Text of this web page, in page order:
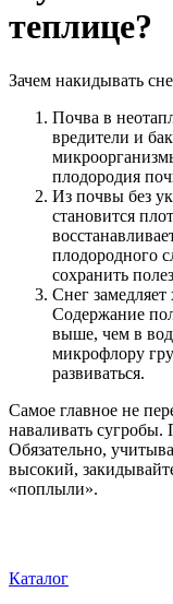
теплице?
Зачем накидывать
Почва в
вредители и
плодородия
Из почвы без
становится
плодородного
сохранить
Снег
Содержание
выше, чем в
микрофлору
развиваться.
Самое главное не
наваливать сугробы.
Обязательно,
высокий,
«поплыли».
Каталог